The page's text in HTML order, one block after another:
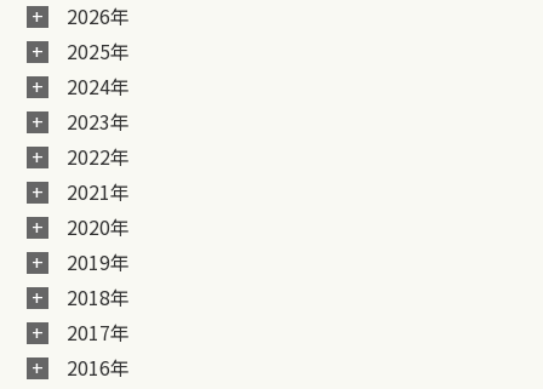
2026年
2025年
2024年
2023年
2022年
2021年
2020年
2019年
2018年
2017年
2016年